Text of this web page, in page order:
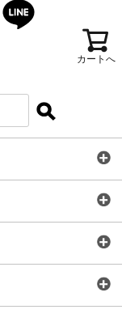
カートへ